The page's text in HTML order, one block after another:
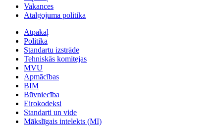
Vakances
Atalgojuma politika
Atpakaļ
Politika
Standartu izstrāde
Tehniskās komitejas
MVU
Apmācības
BIM
Būvniecība
Eirokodeksi
Standarti un vide
Mākslīgais intelekts (MI)